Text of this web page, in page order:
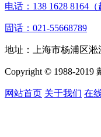
电话：138 1628 8164（
固话：021-55668789
地址：上海市杨浦区淞
Copyright © 1988-2019
网站首页 关于我们 在